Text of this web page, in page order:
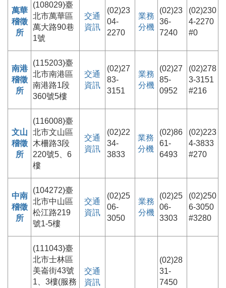
萬華
稽徵
所
(108029)臺
北市萬華區
萬大路90巷
1號
交通
資訊
(02)23
04-
2270
業務
分機
(02)23
36-
7240
(02)230
4-2270
#0
南港
稽徵
所
(115203)臺
北市南港區
南港路1段
360號5樓
交通
資訊
(02)27
83-
3151
業務
分機
(02)27
85-
0952
(02)278
3-3151
#216
文山
稽徵
所
(116008)臺
北市文山區
木柵路3段
220號5、6
樓
交通
資訊
(02)22
34-
3833
業務
分機
(02)86
61-
6493
(02)223
4-3833
#270
中南
稽徵
所
(104272)臺
北市中山區
松江路219
號1-5樓
交通
資訊
(02)25
06-
3050
業務
分機
(02)25
06-
3303
(02)250
6-3050
#3280
(111043)臺
北市士林區
美崙街43號
1、3樓(服務
交通
資訊
(02)28
31-
7450